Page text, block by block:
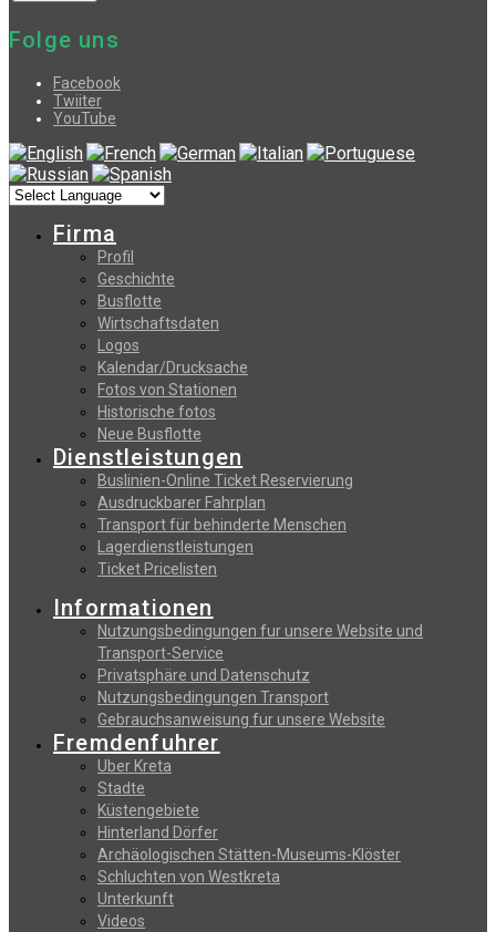
Folge uns
Facebook
Twiiter
YouTube
Firma
Profil
Geschichte
Busflotte
Wirtschaftsdaten
Logos
Kalendar/Drucksache
Fotos von Stationen
Historische fotos
Neue Busflotte
Dienstleistungen
Buslinien-Online Ticket Reservierung
Αusdruckbarer Fahrplan
Transport für behinderte Menschen
Lagerdienstleistungen
Ticket Pricelisten
Informationen
Nutzungsbedingungen fur unsere Website und
Transport-Service
Privatsphäre und Datenschutz
Nutzungsbedingungen Transport
Gebrauchsanweisung fur unsere Website
Fremdenfuhrer
Uber Kreta
Stadte
Küstengebiete
Hinterland Dörfer
Archäologischen Stätten-Museums-Klöster
Schluchten von Westkreta
Unterkunft
Videos